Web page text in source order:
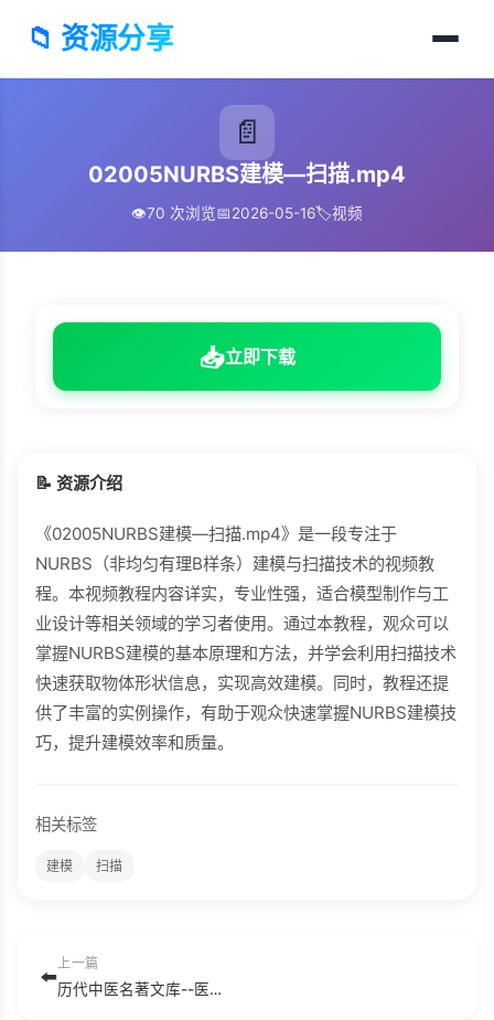
📁 资源分享
📄
02005NURBS建模—扫描.mp4
👁️70 次浏览📅2026-05-16🏷️视频
📥立即下载
📝 资源介绍
《02005NURBS建模—扫描.mp4》是一段专注于
NURBS（非均匀有理B样条）建模与扫描技术的视频教
程。本视频教程内容详实，专业性强，适合模型制作与工
业设计等相关领域的学习者使用。通过本教程，观众可以
掌握NURBS建模的基本原理和方法，并学会利用扫描技术
快速获取物体形状信息，实现高效建模。同时，教程还提
供了丰富的实例操作，有助于观众快速掌握NURBS建模技
巧，提升建模效率和质量。
相关标签
建模 扫描
⬅️
上一篇
历代中医名著文库--医经病源诊法名著集成.pdf